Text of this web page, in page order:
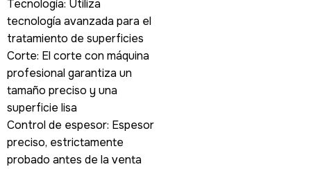
Tecnología: Utiliza
tecnología avanzada para el
tratamiento de superficies
Corte: El corte con máquina
profesional garantiza un
tamaño preciso y una
superficie lisa
Control de espesor: Espesor
preciso, estrictamente
probado antes de la venta